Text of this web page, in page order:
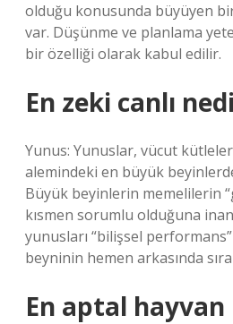
olduğu konusunda büyüyen
var. Düşünme ve planlama
bir özelliği olarak kabul edilir.
En zeki canlı
Yunus: Yunuslar, vücut
alemindeki en büyük
Büyük beyinlerin memelilerin
kısmen sorumlu olduğuna
yunusları “bilişsel performans”
beyninin hemen arkasında
En aptal